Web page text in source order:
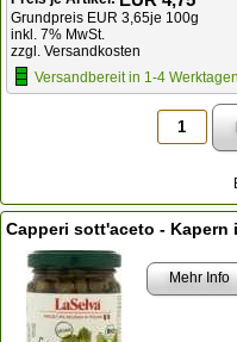
Grundpreis EUR 3,65je 100g
inkl. 7% MwSt.
zzgl. Versandkosten
Versandbereit in 1-4 Werktagen
Capperi sott'aceto - Kapern
Mehr Info